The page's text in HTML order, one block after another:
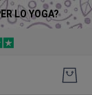
LO YOGA?